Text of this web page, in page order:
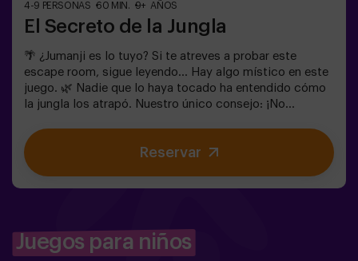
4-9 PERSONAS 60 MIN. 9+ AÑOS
El Secreto de la Jungla
🌴 ¿Jumanji es lo tuyo? Si te atreves a probar este
escape room, sigue leyendo... Hay algo místico en este
juego. 🌿 Nadie que lo haya tocado ha entendido cómo
la jungla los atrapó. Nuestro único consejo: ¡No
verdad creíais que sería fácil escapar de la jungla? 🐒⚡
En este escape room de adrenalina pura:Deberás
encontrar la caja del juego y encerrar este mundo
familias | fiestas infantiles❗ Importante:Si todos
jugadores del equipo son menores o igual a 14 años
Reservar
Juegos para niños